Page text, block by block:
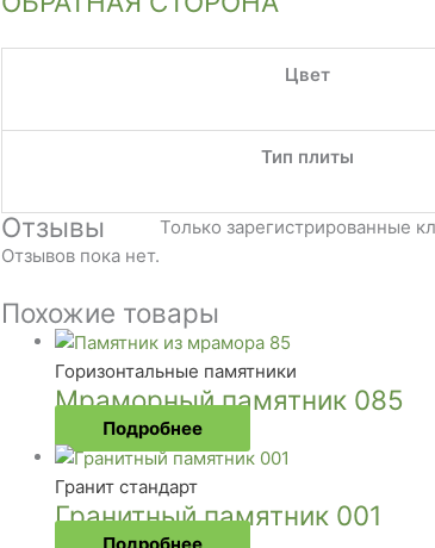
Цвет
Тип плиты
Отзывы
Отзывов пока нет.
Только зарегистрированные
Похожие товары
Горизонтальные памятники
Мраморный памятник 085
Подробнее
Гранит стандарт
Гранитный памятник 001